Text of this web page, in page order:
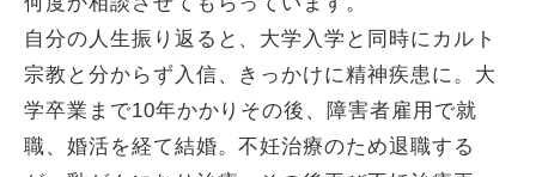
自分の人生振り返ると、大学入学と同時にカルト
宗教と分からず入信、きっかけに精神疾患に。大
学卒業まで10年かかりその後、障害者雇用で就
職、婚活を経て結婚。不妊治療のため退職する